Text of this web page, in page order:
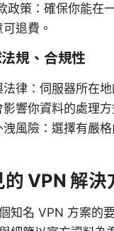
政策：確保你能在
退費。
規、合規性
律：伺服器所在
響你資料的處理方
洩風險：選擇有嚴
VPN 解決
知名 VPN 方案的